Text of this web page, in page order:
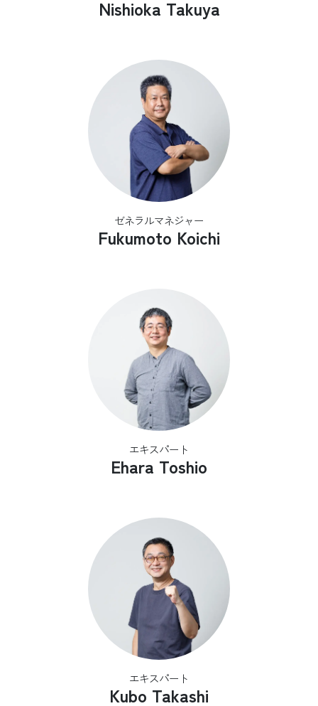
Nishioka Takuya
ゼネラルマネジャー
Fukumoto Koichi
エキスパート
Ehara Toshio
エキスパート
Kubo Takashi